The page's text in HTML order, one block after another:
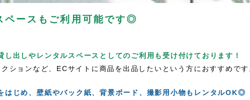
ペースもご利用可能です◎
し出しやレンタルスペースとしてのご利用も受け付けております！
ションなど、ECサイトに商品を出品したいという方におすすめです
はじめ、壁紙やバック紙、背景ボード、撮影用小物もレンタルOK◎